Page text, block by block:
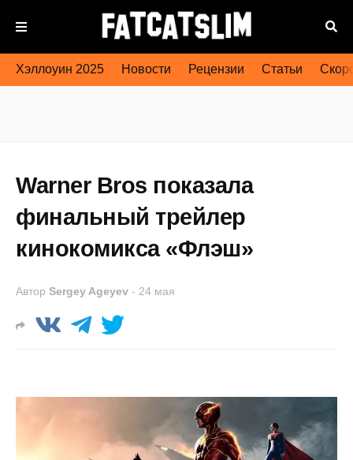
Хэллоуин 2025 Новости Рецензии Статьи
Warner Bros показала
финальный трейлер
кинокомикса «Флэш»
Автор Sergey Ageyev - 24 мая